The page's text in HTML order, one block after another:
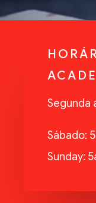
Segunda
Sábado:
Sunday: